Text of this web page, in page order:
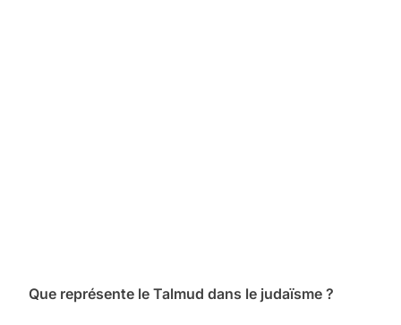
Que représente le Talmud dans le judaïsme ?